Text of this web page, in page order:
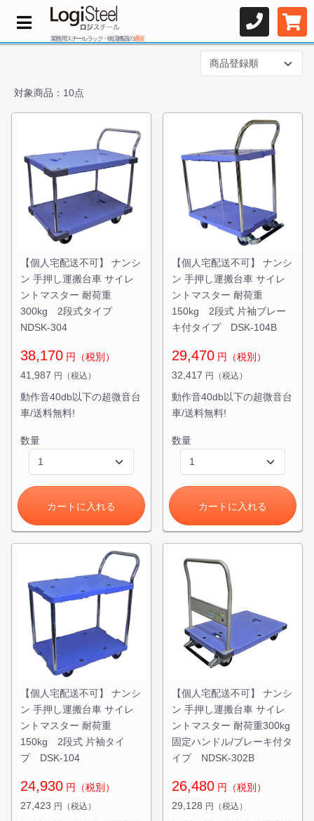
業務用スチールラック・物流機器の通販
対象商品：10点
【個人宅配送不可】 ナンシ
ン 手押し運搬台車 サイレ
ントマスター 耐荷重
300kg 2段式タイプ
NDSK-304
38,170 円（税別）
41,987 円（税込）
動作音40db以下の超微音台
車/送料無料!
数量
カートに入れる
【個人宅配送不可】 ナンシ
ン 手押し運搬台車 サイレ
ントマスター 耐荷重
150kg 2段式 片袖ブレー
キ付タイプ DSK-104B
29,470 円（税別）
32,417 円（税込）
動作音40db以下の超微音台
車/送料無料!
数量
カートに入れる
【個人宅配送不可】 ナンシ
ン 手押し運搬台車 サイレ
ントマスター 耐荷重
150kg 2段式 片袖タイ
プ DSK-104
24,930 円（税別）
27,423 円（税込）
【個人宅配送不可】 ナンシ
ン 手押し運搬台車 サイレ
ントマスター 耐荷重300kg
固定ハンドル/ブレーキ付タ
イプ NDSK-302B
26,480 円（税別）
29,128 円（税込）